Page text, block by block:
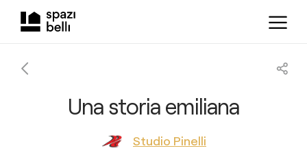
Una storia emiliana
Studio Pinelli